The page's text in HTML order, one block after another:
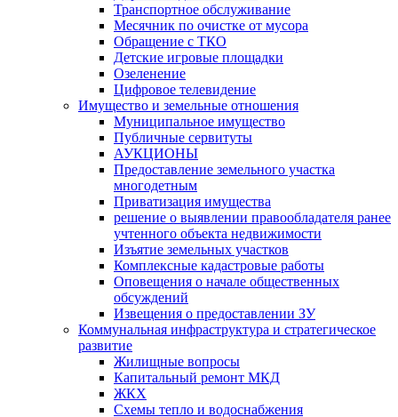
Транспортное обслуживание
Месячник по очистке от мусора
Обращение с ТКО
Детские игровые площадки
Озеленение
Цифровое телевидение
Имущество и земельные отношения
Муниципальное имущество
Публичные сервитуты
АУКЦИОНЫ
Предоставление земельного участка
многодетным
Приватизация имущества
решение о выявлении правообладателя ранее
учтенного объекта недвижимости
Изъятие земельных участков
Комплексные кадастровые работы
Оповещения о начале общественных
обсуждений
Извещения о предоставлении ЗУ
Коммунальная инфраструктура и стратегическое
развитие
Жилищные вопросы
Капитальный ремонт МКД
ЖКХ
Схемы тепло и водоснабжения